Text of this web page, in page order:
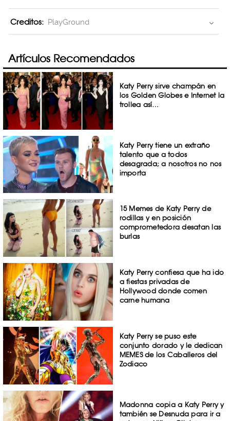
Creditos: PlayGround
Artículos Recomendados
Katy Perry sirve champán en
los Golden Globes e Internet la
trollea así…
Katy Perry tiene un extraño
talento que a todos
desagrada; a nosotros no nos
importa
15 Memes de Katy Perry de
rodillas y en posición
comprometedora desatan las
burlas
Katy Perry confiesa que ha ido
a fiestas privadas de
Hollywood donde comen
carne humana
Katy Perry se puso este
conjunto dorado y le dedican
MEMES de los Caballeros del
Zodiaco
Madonna copia a Katy Perry y
también se Desnuda para ir a